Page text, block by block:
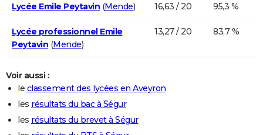
Lycée Emile Peytavin (Mende) 16,63 / 20 95,3 %
Lycée professionnel Emile
Peytavin (Mende)
13,27 / 20 83,7 %
Voir aussi :
le classement des lycées en Aveyron
les résultats du bac à Ségur
les résultats du brevet à Ségur